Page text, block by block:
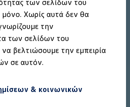
των σελίδων του
μόνο. Χωρίς αυτά δεν θα
την
των σελίδων του
βελτιώσουμε την εμπειρία
σε αυτόν.
& κοινωνικών
Volkswagen ειδικά για κάθε
και εξωτερική προστασία
και αποσκευών
και ηλεκτρονικές συσκευές
σταθμός φόρτισης και καλώδια
Lifestyle
Volkswagen, σύνδεση και
τηλεφώνου και οχήματος